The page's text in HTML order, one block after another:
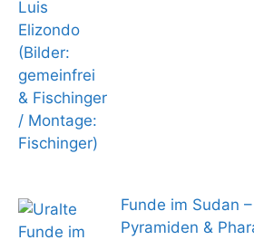
Funde im Sudan
Pyramiden &